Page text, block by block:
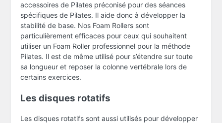
accessoires de Pilates préconisé pour des séances
spécifiques de Pilates. Il aide donc à développer la
stabilité de base. Nos Foam Rollers sont
particulièrement efficaces pour ceux qui souhaitent
utiliser un Foam Roller professionnel pour la méthode
Pilates. Il est de même utilisé pour s’étendre sur toute
sa longueur et reposer la colonne vertébrale lors de
certains exercices.
Les disques rotatifs
Les disques rotatifs sont aussi utilisés pour développer